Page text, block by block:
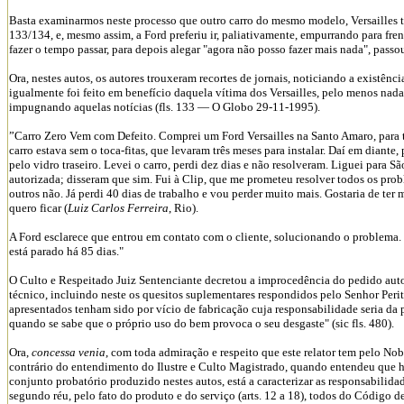
Basta examinarmos neste processo que outro carro do mesmo modelo,
133/134, e, mesmo assim, a Ford preferiu ir, paliativamente, empurrando para
fazer o tempo passar, para depois alegar "agora não posso fazer mais nada",
Ora, nestes autos, os autores trouxeram recortes de jornais, noticiando a
igualmente foi feito em benefício daquela vítima dos Versailles, pelo menos
impugnando aquelas notícias (fls. 133 — O Globo 29-11-1995).
”Carro Zero Vem com Defeito. Comprei um Ford Versailles na Santo Amaro,
carro estava sem o toca-fitas, que levaram três meses para instalar. Daí em
pelo vidro traseiro. Levei o carro, perdi dez dias e não resolveram. Liguei para
autorizada; disseram que sim. Fui à Clip, que me prometeu resolver todos os
outros não. Já perdi 40 dias de trabalho e vou perder muito mais. Gostaria de
quero ficar (Luiz Carlos Ferreira, Rio).
A Ford esclarece que entrou em contato com o cliente, solucionando o
está parado há 85 dias."
O Culto e Respeitado Juiz Sentenciante decretou a improcedência do pedido
técnico, incluindo neste os quesitos suplementares respondidos pelo Senhor
apresentados tenham sido por vício de fabricação cuja responsabilidade seria da
quando se sabe que o próprio uso do bem provoca o seu desgaste" (sic fls. 480).
Ora, concessa venia, com toda admiração e respeito que este relator tem pelo
contrário do entendimento do Ilustre e Culto Magistrado, quando entendeu que
conjunto probatório produzido nestes autos, está a caracterizar as
segundo réu, pelo fato do produto e do serviço (arts. 12 a 18), todos do Código